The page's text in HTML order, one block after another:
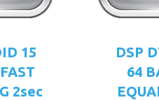
15
2sec
DSP
64